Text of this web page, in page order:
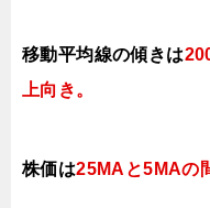
移動平均線の傾きは
上向き。
株価は25MAと5MAの